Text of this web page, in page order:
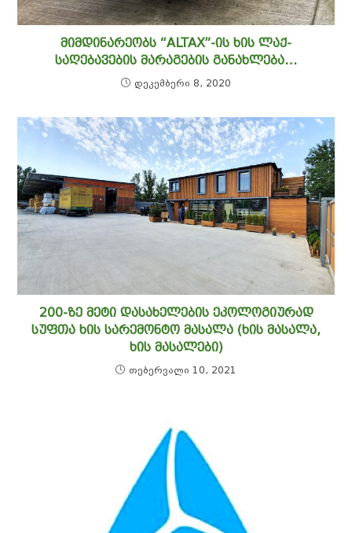
ᲛᲘᲛᲓᲘᲜᲐᲠᲔᲝᲑᲡ “ALTAX”-ᲘᲡ ᲮᲘᲡ ᲚᲐᲥ-
ᲡᲐᲦᲔᲑᲐᲕᲔᲑᲘᲡ ᲛᲐᲠᲐᲒᲔᲑᲘᲡ ᲒᲐᲜᲐᲮᲚᲔᲑᲐ…
დეკემბერი 8, 2020
200-ᲖᲔ ᲛᲔᲢᲘ ᲓᲐᲡᲐᲮᲔᲚᲔᲑᲘᲡ ᲔᲙᲝᲚᲝᲒᲘᲣᲠᲐᲓ
ᲡᲣᲤᲗᲐ ᲮᲘᲡ ᲡᲐᲠᲔᲛᲝᲜᲢᲝ ᲛᲐᲡᲐᲚᲐ (ᲮᲘᲡ ᲛᲐᲡᲐᲚᲐ,
ᲮᲘᲡ ᲛᲐᲡᲐᲚᲔᲑᲘ)
თებერვალი 10, 2021